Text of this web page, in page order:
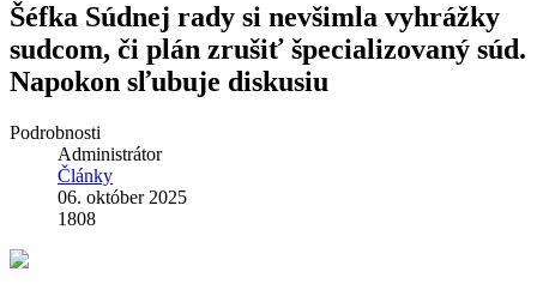
Šéfka Súdnej rady si nevšimla vyhrážky
sudcom, či plán zrušiť špecializovaný súd.
Napokon sľubuje diskusiu
Podrobnosti
Administrátor
Články
06. október 2025
1808